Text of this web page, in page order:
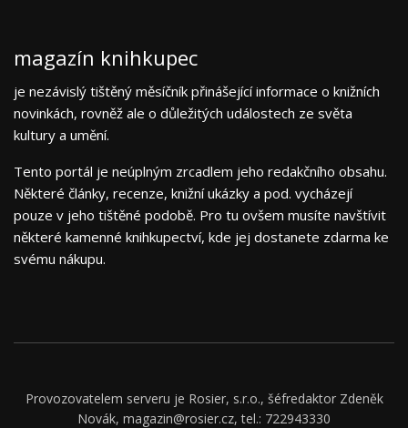
magazín knihkupec
je nezávislý tištěný měsíčník přinášející informace o knižních
novinkách, rovněž ale o důležitých událostech ze světa
kultury a umění.
Tento portál je neúplným zrcadlem jeho redakčního obsahu.
Některé články, recenze, knižní ukázky a pod. vycházejí
pouze v jeho tištěné podobě. Pro tu ovšem musíte navštívit
některé kamenné knihkupectví, kde jej dostanete zdarma ke
svému nákupu.
Provozovatelem serveru je Rosier, s.r.o., šéfredaktor Zdeněk
Novák, magazin@rosier.cz, tel.: 722943330